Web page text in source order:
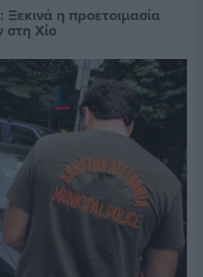
η προετοιμασία
Χίο